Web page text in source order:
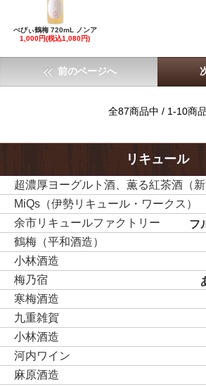
べびぃ鶴梅 720mL ノンア
1,000円(税込1,080円)
前のページへ
全87商品中 / 1-10商品
リキュール
超濃厚ヨーグルト酒、薫る紅茶酒（新
MiQs（伊勢リキュール・ワークス）
余市リキュールファクトリー
フ
鶴梅（平和酒造）
小林酒造
梅乃宿
寒梅酒造
九重雑賀
小林酒造
河内ワイン
麻原酒造